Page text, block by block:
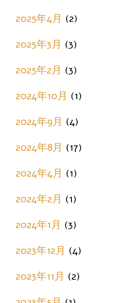
2025年4月 (2)
2025年3月 (3)
2025年2月 (3)
2024年10月 (1)
2024年9月 (4)
2024年8月 (17)
2024年4月 (1)
2024年2月 (1)
2024年1月 (3)
2023年12月 (4)
2023年11月 (2)